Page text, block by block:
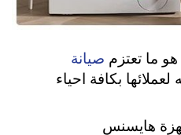
ما تعتزم صيانة
لعملائها بكافة احياء
هايسنس